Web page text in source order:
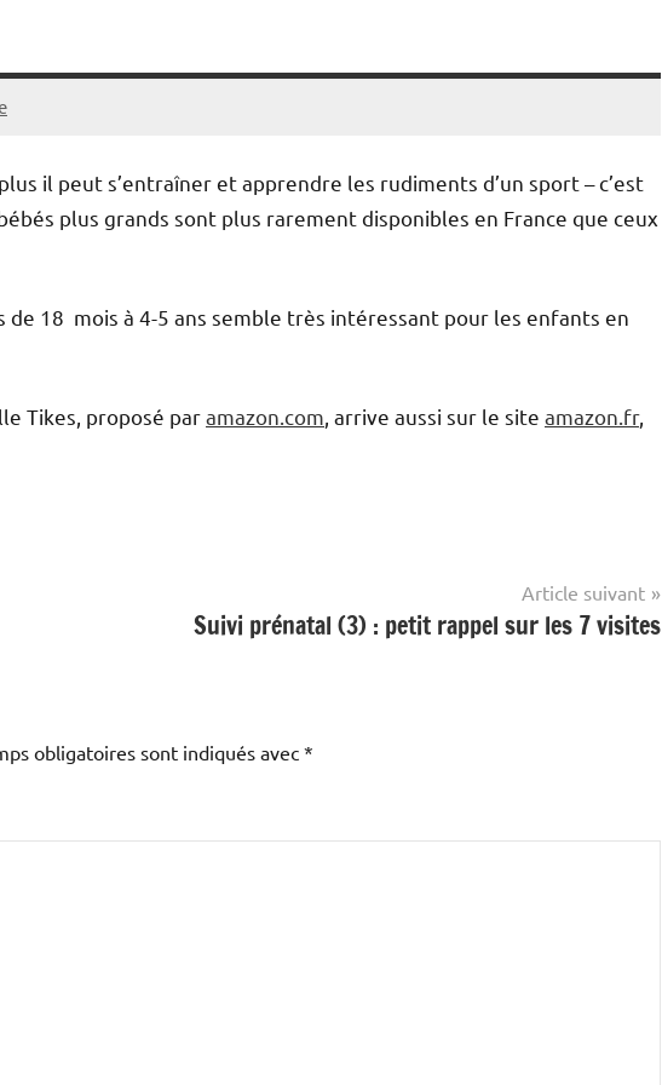
il peut s’entraîner et apprendre les rudiments d’un sport – c’est
plus grands sont plus rarement disponibles en France que ceux
18 mois à 4-5 ans semble très intéressant pour les enfants en
Tikes, proposé paramazon.com , arrive aussi sur le site amazon.fr,
Article suivant
Suivi prénatal (3) : petit rappel sur les 7 visites
obligatoires sont indiqués avec*